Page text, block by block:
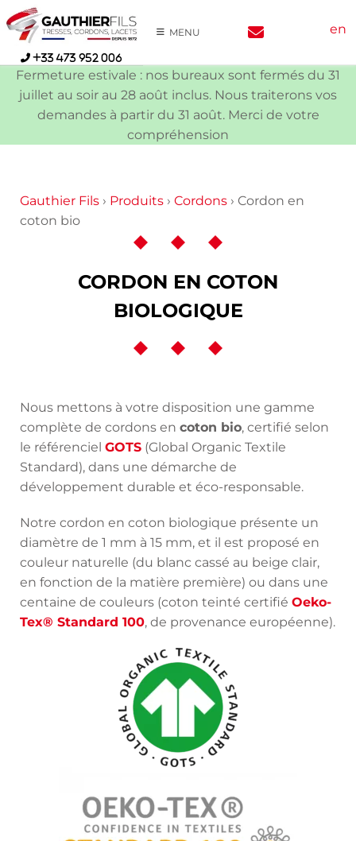
Skip
to
content
+33 473 952 006
MENU en
Fermeture estivale : nos bureaux sont fermés du 31
juillet au soir au 28 août inclus. Nous traiterons vos
demandes à partir du 31 août. Merci de votre
compréhension
Gauthier Fils › Produits › Cordons › Cordon en
coton bio
CORDON EN COTON
BIOLOGIQUE
Nous mettons à votre disposition une gamme
complète de cordons en coton bio, certifié selon
le référenciel GOTS (Global Organic Textile
Standard), dans une démarche de
développement durable et éco-responsable.
Notre cordon en coton biologique présente un
diamètre de 1 mm à 15 mm, et il est proposé en
couleur naturelle (du blanc cassé au beige clair,
en fonction de la matière première) ou dans une
centaine de couleurs (coton teinté certifié Oeko-
Tex® Standard 100, de provenance européenne).